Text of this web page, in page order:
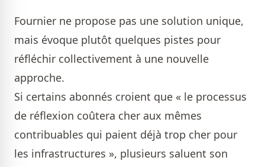
Fournier ne propose pas une solution unique,
mais évoque plutôt quelques pistes pour
réfléchir collectivement à une nouvelle
approche.
Si certains abonnés croient que « le processus
de réflexion coûtera cher aux mêmes
contribuables qui paient déjà trop cher pour
les infrastructures », plusieurs saluent son